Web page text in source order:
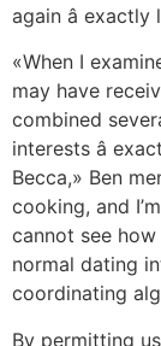
again â
«When I
may have
combined
interests â
Becca,» Ben
cooking, and
cannot see
normal dating
coordinating
By permitting